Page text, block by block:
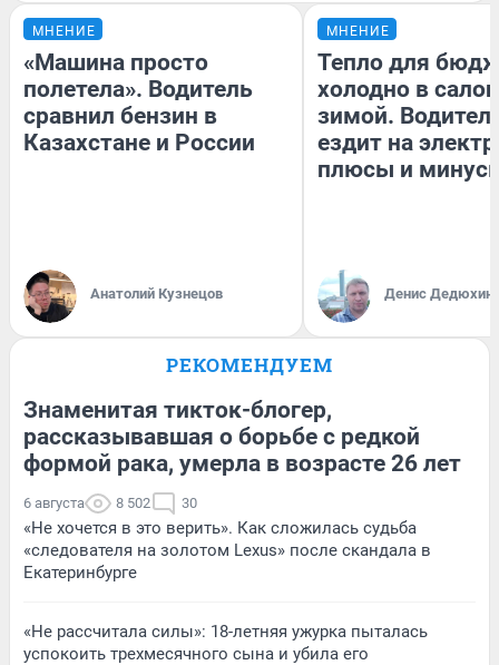
МНЕНИЕ
«Машина просто
полетела». Водитель
сравнил бензин в
Казахстане и России
Анатолий Кузнецов
МНЕНИЕ
Тепло для
холодно в
зимой.
ездит на
плюсы и
Денис Дедюхин
РЕКОМЕНДУЕМ
Знаменитая тикток-блогер,
рассказывавшая о борьбе с редкой
формой рака, умерла в возрасте 26 лет
6 августа 8 502 30
«Не хочется в это верить». Как сложилась судьба
«следователя на золотом Lexus» после скандала в
Екатеринбурге
«Не рассчитала силы»: 18-летняя ужурка пыталась
успокоить трехмесячного сына и убила его